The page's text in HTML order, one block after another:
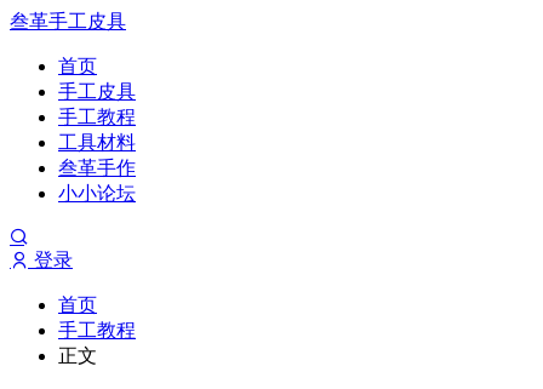
叁革手工皮具
首页
手工皮具
手工教程
工具材料
叁革手作
小小论坛
登录
首页
手工教程
正文